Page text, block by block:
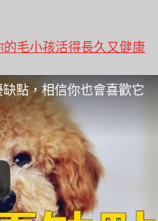
毛小孩活得長久又健康
點，相信你也會喜歡它